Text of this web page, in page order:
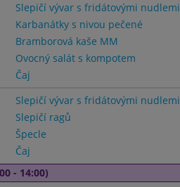
Slepičí vývar s fridátovými nudlemi
Karbanátky s nivou pečené
Bramborová kaše MM
Ovocný salát s kompotem
Čaj
Slepičí vývar s fridátovými nudlemi
Slepičí ragů
Špecle
Čaj
- 14:00)